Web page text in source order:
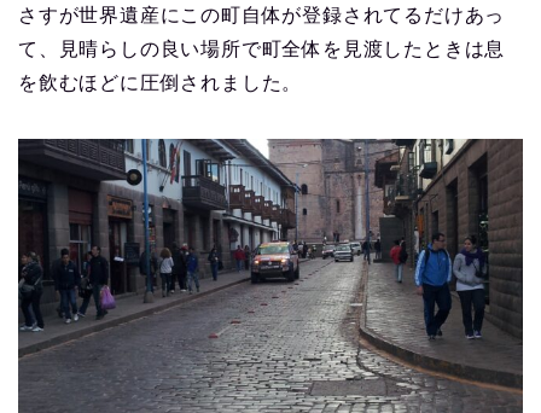
さすが世界遺産にこの町自体が登録されてるだけあっ
て、見晴らしの良い場所で町全体を見渡したときは息
を飲むほどに圧倒されました。